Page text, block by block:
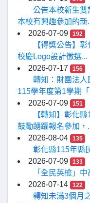
公告本校新生雙
本校有興趣參加的新
2026-07-09
192
【得獎公告】
校慶Logo設計徵選...
2026-07-17
156
轉知：財團法人
115學年度第1學期
2026-07-09
151
【轉知】彰化
鼓勵踴躍報名參加，
2026-08-04
135
彰化縣115年縣
2026-07-09
133
「全民英檢」
2026-07-14
122
轉知未滿3個月